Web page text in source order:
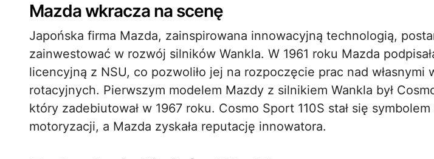
Mazda wkracza na scenę
Japońska firma Mazda, zainspirowana innowacyjną technologią,
zainwestować w rozwój silników Wankla. W 1961 roku Mazda
licencyjną z NSU, co pozwoliło jej na rozpoczęcie prac nad własnymi
rotacyjnych. Pierwszym modelem Mazdy z silnikiem Wankla był
który zadebiutował w 1967 roku. Cosmo Sport 110S stał się
motoryzacji, a Mazda zyskała reputację innowatora.